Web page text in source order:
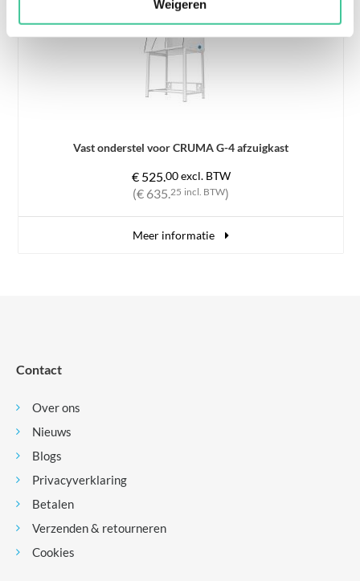
Weigeren
Vast onderstel voor CRUMA G-4 afzuigkast
€ 525.00 excl. BTW
(€ 635.25 incl. BTW)
Meer informatie
Contact
Over ons
Nieuws
Blogs
Privacyverklaring
Betalen
Verzenden & retourneren
Cookies